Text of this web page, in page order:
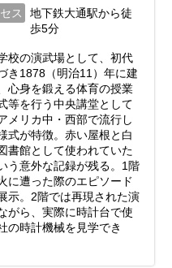
ス
地下鉄大通駅から徒
歩5分
校の演武場として、初代
き1878（明治11）年に建
心身を鍛える体育の授業
等を行う中央講堂として
メリカ中・西部で流行し
式が特徴。赤い屋根と白
書館として使われていた
う意外な記録が残る。1階
に遭った際のエピソード
示。2階では再現された演
がら、実際に時計台で使
の時計機械を見学でき